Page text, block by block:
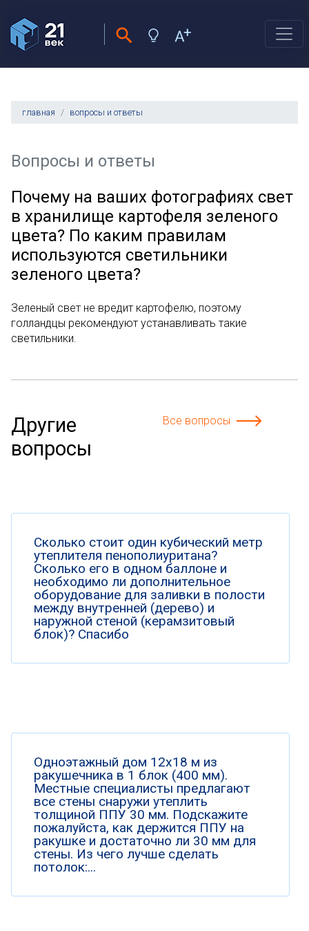
главная вопросы и ответы
Вопросы и ответы
Почему на ваших фотографиях свет
в хранилище картофеля зеленого
цвета? По каким правилам
используются светильники
зеленого цвета?
Зеленый свет не вредит картофелю, поэтому
голландцы рекомендуют устанавливать такие
светильники.
Другие
вопросы
Все вопросы
Сколько стоит один кубический метр
утеплителя пенополиуритана?
Сколько его в одном баллоне и
необходимо ли дополнительное
оборудование для заливки в полости
между внутренней (дерево) и
наружной стеной (керамзитовый
блок)? Спасибо
Одноэтажный дом 12х18 м из
ракушечника в 1 блок (400 мм).
Местные специалисты предлагают
все стены снаружи утеплить
толщиной ППУ 30 мм. Подскажите
пожалуйста, как держится ППУ на
ракушке и достаточно ли 30 мм для
стены. Из чего лучше сделать
потолок:...